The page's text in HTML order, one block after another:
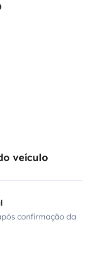
veículo
confirmação da